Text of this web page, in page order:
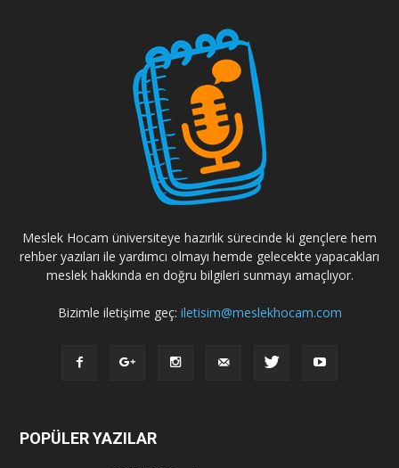
Meslek Hocam üniversiteye hazırlık sürecinde ki gençlere hem
rehber yazıları ile yardımcı olmayı hemde gelecekte yapacakları
meslek hakkında en doğru bilgileri sunmayı amaçlıyor.
Bizimle iletişime geç: iletisim@meslekhocam.com
POPÜLER YAZILAR